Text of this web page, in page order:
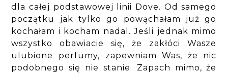
dla całej podstawowej linii Dove. Od samego
początku jak tylko go powąchałam już go
kochałam i kocham nadal. Jeśli jednak mimo
wszystko obawiacie się, że zakłóci Wasze
ulubione perfumy, zapewniam Was, że nic
podobnego się nie stanie. Zapach mimo, że